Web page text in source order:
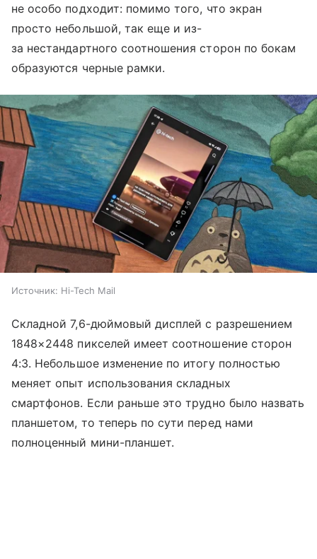
не особо подходит: помимо того, что экран
просто небольшой, так еще и из-
за нестандартного соотношения сторон по бокам
образуются черные рамки.
Источник: Hi-Tech Mail
Складной 7,6-дюймовый дисплей с разрешением
1848×2448 пикселей имеет соотношение сторон
4:3. Небольшое изменение по итогу полностью
меняет опыт использования складных
смартфонов. Если раньше это трудно было назвать
планшетом, то теперь по сути перед нами
полноценный мини-планшет.